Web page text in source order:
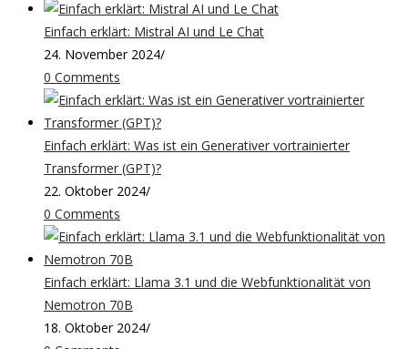
Einfach erklärt: Mistral AI und Le Chat
24. November 2024/
0 Comments
Einfach erklärt: Was ist ein Generativer vortrainierter
Transformer (GPT)?
22. Oktober 2024/
0 Comments
Einfach erklärt: Llama 3.1 und die Webfunktionalität von
Nemotron 70B
18. Oktober 2024/